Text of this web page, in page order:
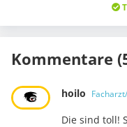
Kommentare
hoilo
Die sind toll!